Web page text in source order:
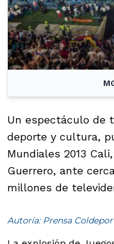
Un espectáculo de
deporte y cultura,
Mundiales 2013
Guerrero, ante
millones de
Autoría: Prensa